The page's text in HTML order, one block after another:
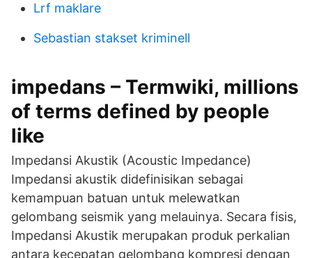
Lrf maklare
Sebastian stakset kriminell
impedans – Termwiki, millions
of terms defined by people
like
Impedansi Akustik (Acoustic Impedance)
Impedansi akustik didefinisikan sebagai
kemampuan batuan untuk melewatkan
gelombang seismik yang melauinya. Secara fisis,
Impedansi Akustik merupakan produk perkalian
antara kecepatan gelombang kompresi dengan